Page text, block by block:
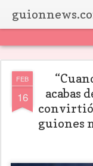
FEB
16
acabas
convirtió
guiones